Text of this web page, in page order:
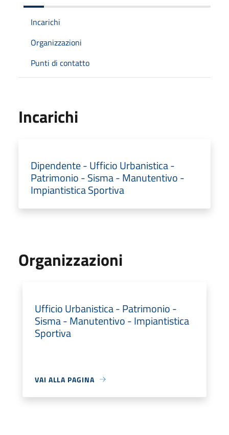
Incarichi
Organizzazioni
Punti di contatto
Incarichi
Dipendente - Ufficio Urbanistica -
Patrimonio - Sisma - Manutentivo -
Impiantistica Sportiva
Organizzazioni
Ufficio Urbanistica - Patrimonio -
Sisma - Manutentivo - Impiantistica
Sportiva
VAI ALLA PAGINA